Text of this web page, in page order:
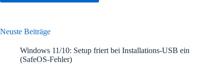
Neuste Beiträge
Windows 11/10: Setup friert bei Installations-USB ein
(SafeOS-Fehler)